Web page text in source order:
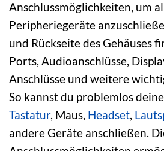
Anschlussmöglichkeiten, um
Peripheriegeräte
und Rückseite des Gehäuses
Ports, Audioanschlüsse,
Anschlüsse und weitere
So kannst du problemlos deine
Tastatur, Maus, Headset,
andere Geräte anschließen.